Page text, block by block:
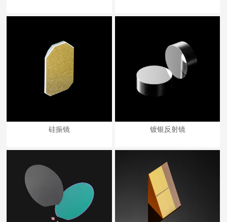
硅振镜 镀银反射镜